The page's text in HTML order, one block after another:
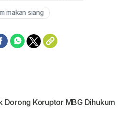
makan siang
Dorong Koruptor MBG Dihukum